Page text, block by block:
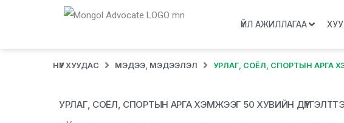
ҮЙЛ АЖИЛЛАГАА
НҮҮР ХУУДАС МЭДЭЭ, МЭДЭЭЛЭЛ УРЛАГ, СОЁЛ, СПОРТЫН АРГА
УРЛАГ, СОЁЛ, СПОРТЫН АРГА ХЭМЖЭЭГ 50 ХУВИЙН